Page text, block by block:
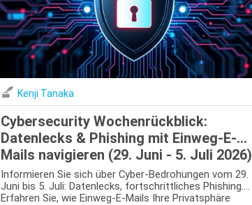
Kenji Tanaka
Cybersecurity Wochenrückblick:
Datenlecks & Phishing mit Einweg-E-
Mails navigieren (29. Juni - 5. Juli 2026)
Informieren Sie sich über Cyber-Bedrohungen vom 29.
Juni bis 5. Juli: Datenlecks, fortschrittliches Phishing.
Erfahren Sie, wie Einweg-E-Mails Ihre Privatsphäre